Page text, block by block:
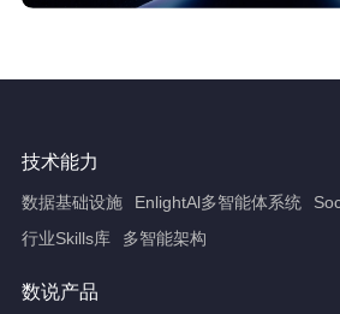
技术能力
数据基础设施 EnlightAl多智能体系统
行业Skills库
多智能架构
数说产品